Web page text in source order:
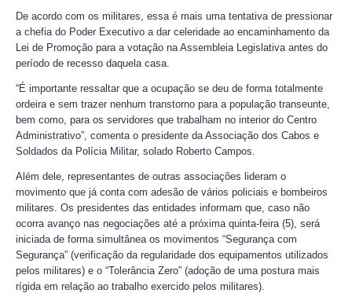
De acordo com os militares, essa é mais uma tentativa de pressionar
a chefia do Poder Executivo a dar celeridade ao encaminhamento da
Lei de Promoção para a votação na Assembleia Legislativa antes do
período de recesso daquela casa.
“É importante ressaltar que a ocupação se deu de forma totalmente
ordeira e sem trazer nenhum transtorno para a população transeunte,
bem como, para os servidores que trabalham no interior do Centro
Administrativo”, comenta o presidente da Associação dos Cabos e
Soldados da Polícia Militar, solado Roberto Campos.
Além dele, representantes de outras associações lideram o
movimento que já conta com adesão de vários policiais e bombeiros
militares. Os presidentes das entidades informam que, caso não
ocorra avanço nas negociações até a próxima quinta-feira (5), será
iniciada de forma simultânea os movimentos “Segurança com
Segurança” (verificação da regularidade dos equipamentos utilizados
pelos militares) e o “Tolerância Zero” (adoção de uma postura mais
rígida em relação ao trabalho exercido pelos militares).